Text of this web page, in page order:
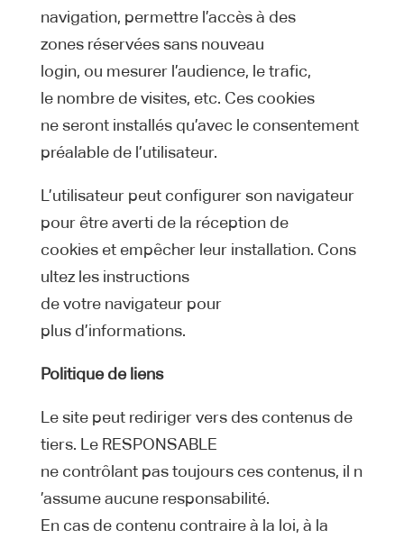
navigation, permettre l’accès à des
zones réservées sans nouveau
login, ou mesurer l’audience, le trafic,
le nombre de visites, etc. Ces cookies
ne seront installés qu’avec le consentement
préalable de l’utilisateur.
L’utilisateur peut configurer son navigateur
pour être averti de la réception de
cookies et empêcher leur installation. Cons
ultez les instructions
de votre navigateur pour
plus d’informations.
Politique de liens
Le site peut rediriger vers des contenus de
tiers. Le RESPONSABLE
ne contrôlant pas toujours ces contenus, il n
’assume aucune responsabilité.
En cas de contenu contraire à la loi, à la